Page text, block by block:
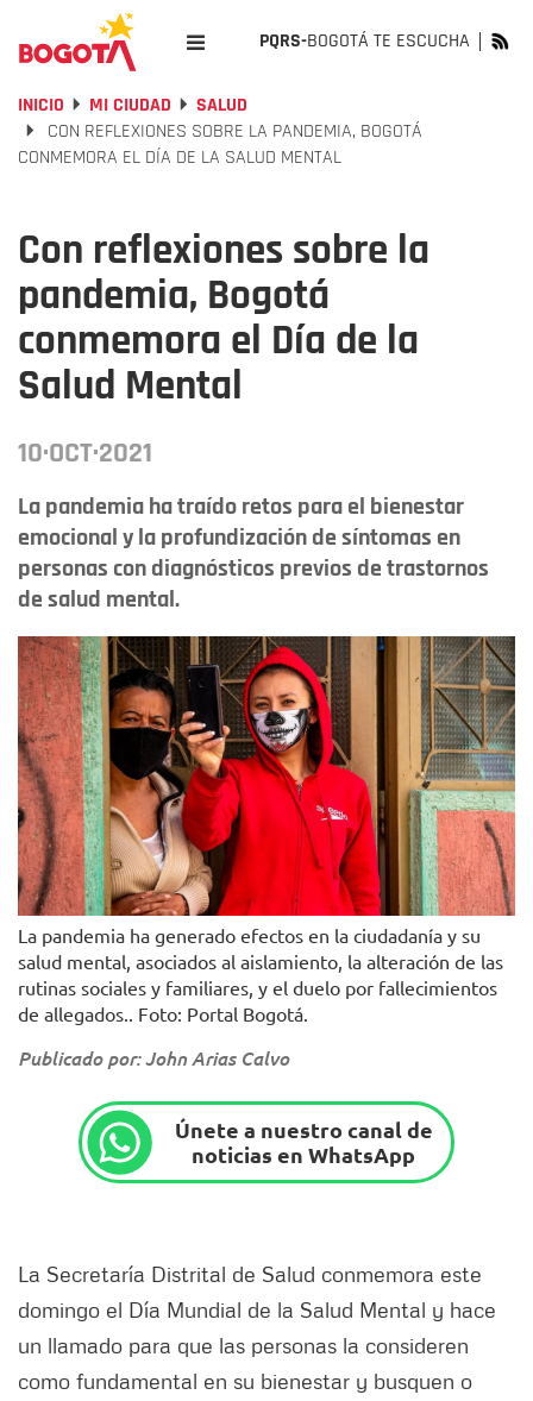
PQRS-BOGOTÁ TE ESCUCHA
INICIO MI CIUDAD
SALUD
CON REFLEXIONES SOBRE LA PANDEMIA, BOGOTÁ
CONMEMORA EL DÍA DE LA SALUD MENTAL
Con reflexiones sobre la
pandemia, Bogotá
conmemora el Día de la
Salud Mental
10·OCT·2021
La pandemia ha traído retos para el bienestar
emocional y la profundización de síntomas en
personas con diagnósticos previos de trastornos
de salud mental.
La pandemia ha generado efectos en la ciudadanía y su
salud mental, asociados al aislamiento, la alteración de las
rutinas sociales y familiares, y el duelo por fallecimientos
de allegados.. Foto: Portal Bogotá.
Publicado por: John Arias Calvo
Únete a nuestro canal de
noticias en WhatsApp
La Secretaría Distrital de Salud conmemora este
domingo el Día Mundial de la Salud Mental y hace
un llamado para que las personas la consideren
como fundamental en su bienestar y busquen o